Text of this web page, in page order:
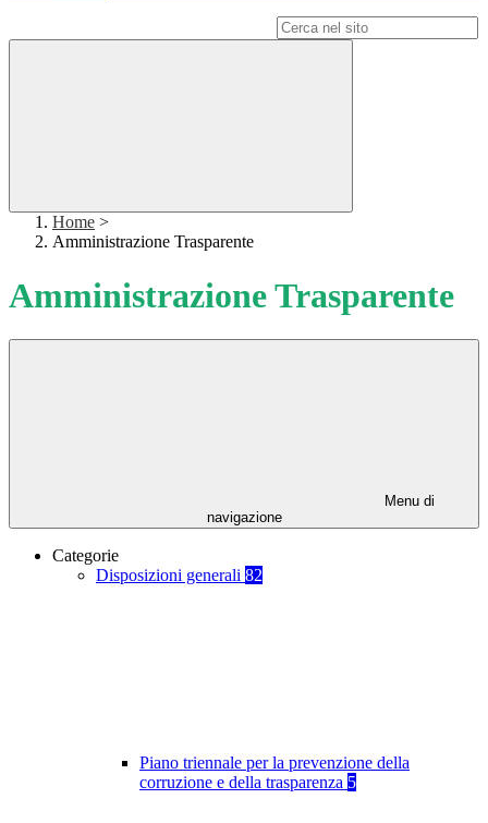
Home >
Amministrazione Trasparente
Amministrazione Trasparente
Menu di
navigazione
Categorie
Disposizioni generali 82
Piano triennale per la prevenzione della
corruzione e della trasparenza 5